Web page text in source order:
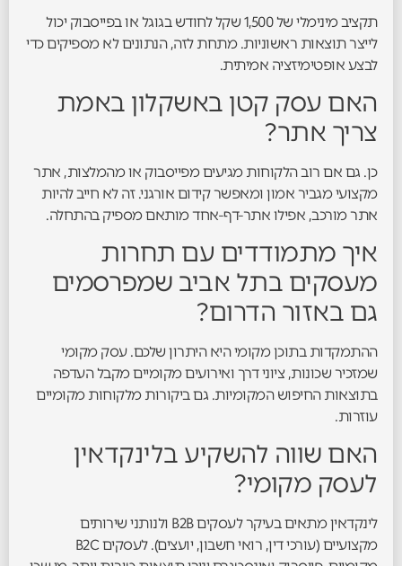
תקציב מינימלי של 1,500 שקל לחודש בגוגל או בפייסבוק יכול
לייצר תוצאות ראשוניות. מתחת לזה, הנתונים לא מספיקים כדי
לבצע אופטימיזציה אמיתית.
האם עסק קטן באשקלון באמת
צריך אתר?
כן. גם אם רוב הלקוחות מגיעים מפייסבוק או מהמלצות, אתר
מקצועי מגביר אמון ומאפשר קידום אורגני. זה לא חייב להיות
אתר מורכב, אפילו אתר-דף-אחד מותאם מספיק בהתחלה.
איך מתמודדים עם תחרות
מעסקים בתל אביב שמפרסמים
גם באזור הדרום?
ההתמקדות בתוכן מקומי היא היתרון שלכם. עסק מקומי
שמזכיר שכונות, ציוני דרך ואירועים מקומיים מקבל העדפה
בתוצאות החיפוש המקומיות. גם ביקורות מלקוחות מקומיים
עוזרות.
האם שווה להשקיע בלינקדאין
לעסק מקומי?
לינקדאין מתאים בעיקר לעסקים B2B ולנותני שירותים
מקצועיים (עורכי דין, רואי חשבון, יועצים). לעסקים B2C